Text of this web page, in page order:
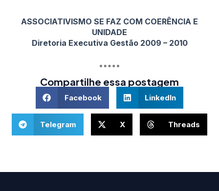
ASSOCIATIVISMO SE FAZ COM COERÊNCIA E
UNIDADE
Diretoria Executiva Gestão 2009 – 2010
Compartilhe essa postagem
Facebook LinkedIn
Telegram X Threads